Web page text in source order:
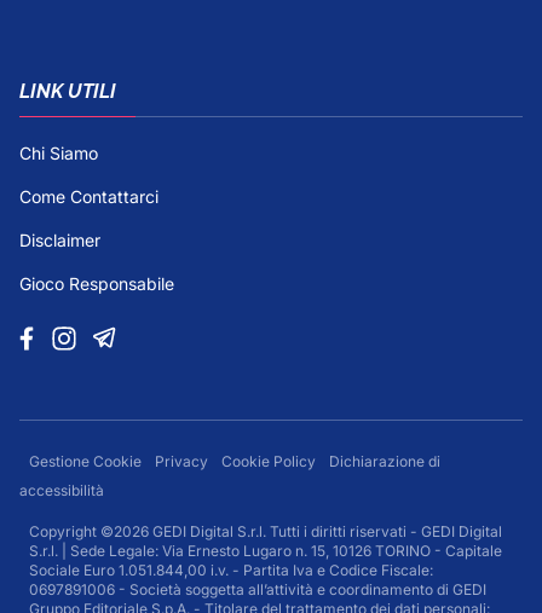
LINK UTILI
Chi Siamo
Come Contattarci
Disclaimer
Gioco Responsabile
Gestione Cookie Privacy Cookie Policy
Dichiarazione di
accessibilità
Copyright ©2026 GEDI Digital S.r.l. Tutti i diritti riservati - GEDI Digital
S.r.l. | Sede Legale: Via Ernesto Lugaro n. 15, 10126 TORINO - Capitale
Sociale Euro 1.051.844,00 i.v. - Partita Iva e Codice Fiscale:
0697891006 - Società soggetta all’attività e coordinamento di GEDI
Gruppo Editoriale S.p.A. - Titolare del trattamento dei dati personali: